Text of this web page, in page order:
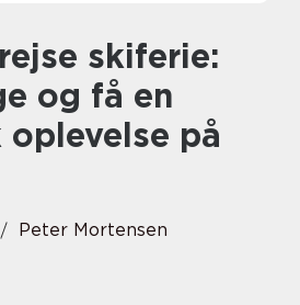
skiferie:
og få en
på
Peter Mortensen